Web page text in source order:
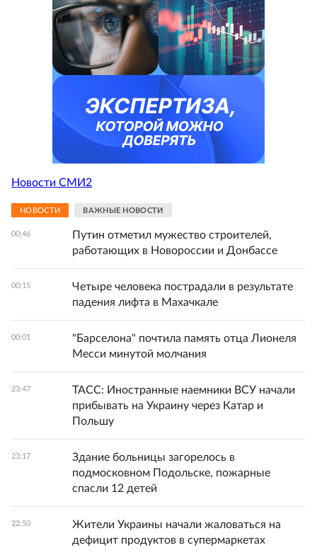
Новости СМИ2
НОВОСТИ ВАЖНЫЕ НОВОСТИ
00:46
Путин отметил мужество строителей,
работающих в Новороссии и Донбассе
00:15
Четыре человека пострадали в результате
падения лифта в Махачкале
00:01
"Барселона" почтила память отца Лионеля
Месси минутой молчания
23:47
ТАСС: Иностранные наемники ВСУ начали
прибывать на Украину через Катар и
Польшу
23:17
Здание больницы загорелось в
подмосковном Подольске, пожарные
спасли 12 детей
22:50
Жители Украины начали жаловаться на
дефицит продуктов в супермаркетах